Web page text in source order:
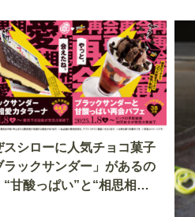
が日本初上陸
スシローに人気チョコ菓子
ラックサンダー」があるの
甘酸っぱい”と“相思相